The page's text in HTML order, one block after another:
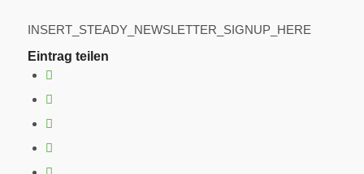
INSERT_STEADY_NEWSLETTER_SIGNUP_HERE
Eintrag teilen